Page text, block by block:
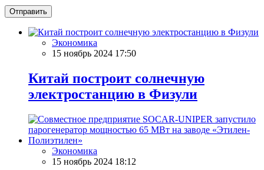
Отправить
Экономика
15 ноябрь 2024 17:50
Китай построит солнечную
электростанцию в Физули
Экономика
15 ноябрь 2024 18:12